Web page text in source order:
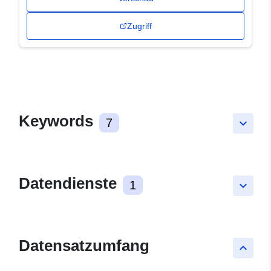
Zugriff
keyboard_arrow_down
Keywords 7
keyboard_arrow_down
Datendienste 1
keyboard_arrow_up
Datensatzumfang